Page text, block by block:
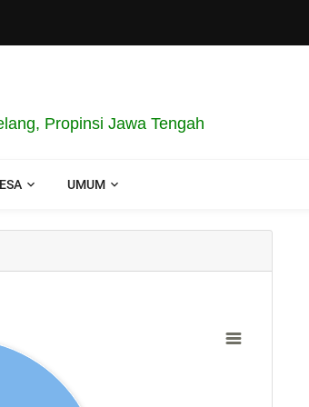
Propinsi Jawa Tengah
UMUM